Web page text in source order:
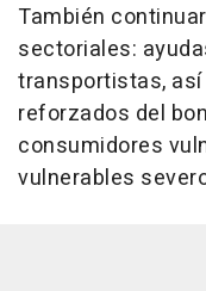
También
sectoriales:
transportistas,
reforzados del
consumidores
vulnerables